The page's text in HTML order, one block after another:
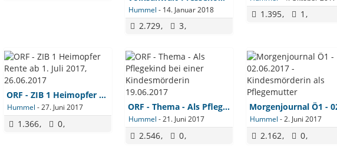
Hummel - 14. Januar 2018
2.729 3
1.395 1
ORF - ZIB 1 Heimopfer Rente ab 1. Juli 2017, 26.06.2017
Hummel -27. Juni 2017
1.366 0
ORF - Thema - Als Pflegekind bei einer Kindesmörderin 19.06.2017
Hummel -21. Juni 2017
2.546 0
Hummel -2. Juni 2017
2.162 0